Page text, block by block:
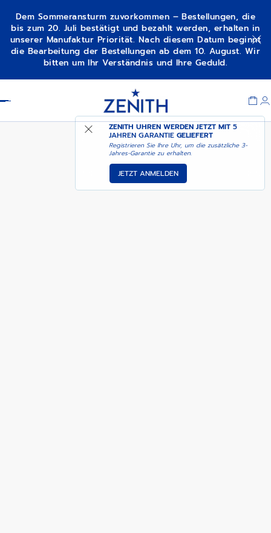
Dem Sommeransturm zuvorkommen – Bestellungen, die
bis zum 20. Juli bestätigt und bezahlt werden, erhalten in
unserer Manufaktur Priorität. Nach diesem Datum beginnt
die Bearbeitung der Bestellungen ab dem 10. August. Wir
bitten um Ihr Verständnis und Ihre Geduld.
ZENITH UHREN WERDEN JETZT MIT5
JAHREN GARANTIE GELIEFERT
Registrieren Sie Ihre Uhr, um die zusätzliche 3-
Jahres-Garantie zu erhalten.
JETZT ANMELDEN
CHRONOMASTER ORIGINAL
LAPIS LAZULI
DEMNÄCHST –
BENACHRICHTIGEN SIE
MICH